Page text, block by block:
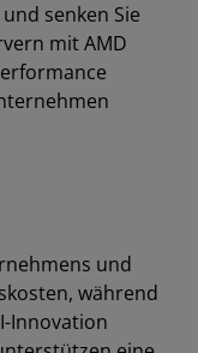
AMD kontaktieren
senken Sie
mit AMD
und
während
Innovation